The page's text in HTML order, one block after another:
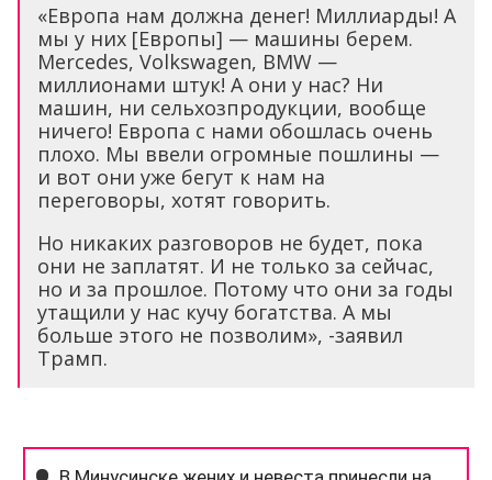
«Европа нам должна денег! Миллиарды! А
мы у них [Европы] — машины берем.
Mercedes, Volkswagen, BMW —
миллионами штук! А они у нас? Ни
машин, ни сельхозпродукции, вообще
ничего! Европа с нами обошлась очень
плохо. Мы ввели огромные пошлины —
и вот они уже бегут к нам на
переговоры, хотят говорить.
Но никаких разговоров не будет, пока
они не заплатят. И не только за сейчас,
но и за прошлое. Потому что они за годы
утащили у нас кучу богатства. А мы
больше этого не позволим», -заявил
Трамп.